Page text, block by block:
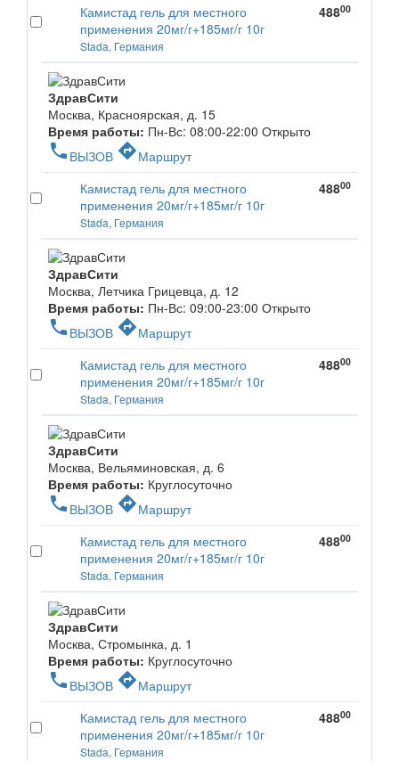
Камистад гель для местного
применения 20мг/г+185мг/г 10г
Stada, Германия
48800
ЗдравСити
Москва, Красноярская, д. 15
Время работы: Пн-Вс: 08:00-22:00 Открыто
phone ВЫЗОВ directionsМаршрут
Камистад гель для местного
применения 20мг/г+185мг/г 10г
Stada, Германия
48800
ЗдравСити
Москва, Летчика Грицевца, д. 12
Время работы: Пн-Вс: 09:00-23:00 Открыто
phone ВЫЗОВ directionsМаршрут
Камистад гель для местного
применения 20мг/г+185мг/г 10г
Stada, Германия
48800
ЗдравСити
Москва, Вельяминовская, д. 6
Время работы: Круглосуточно
phone ВЫЗОВ directionsМаршрут
Камистад гель для местного
применения 20мг/г+185мг/г 10г
Stada, Германия
48800
ЗдравСити
Москва, Стромынка, д. 1
Время работы: Круглосуточно
phone ВЫЗОВ directionsМаршрут
Камистад гель для местного
применения 20мг/г+185мг/г 10г
Stada, Германия
48800